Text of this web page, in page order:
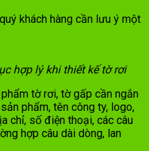
khách hàng cần lưu ý một
hợp lý khi thiết kế tờ rơi
tờ rơi, tờ gấp cần ngắn
phẩm, tên công ty, logo,
chỉ, số điện thoại, các câu
hợp câu dài dòng, lan